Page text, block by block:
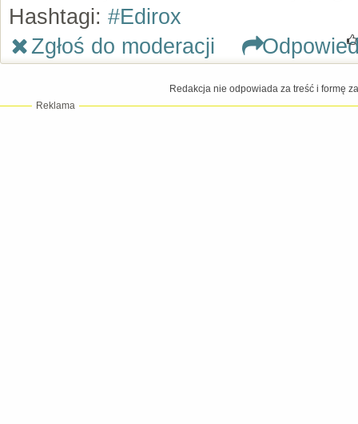
Hashtagi: #Edirox
Zgłoś do moderacji
Redakcja nie odpowiada za treść i formę
Reklama